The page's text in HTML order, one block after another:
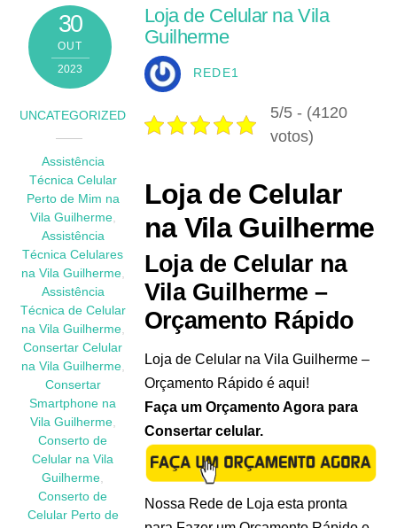
30
OUT
2023
UNCATEGORIZED
Assistência
Técnica Celular
Perto de Mim na
Vila Guilherme,
Assistência
Técnica Celulares
na Vila Guilherme,
Assistência
Técnica de Celular
na Vila Guilherme,
Consertar Celular
na Vila Guilherme,
Consertar
Smartphone na
Vila Guilherme,
Conserto de
Celular na Vila
Guilherme
Conserto de
Celular Perto de
Loja de Celular na Vila
Guilherme
REDE1
5/5 - (4120
votos)
Loja de Celular
na Vila Guilherme
Loja de Celular na
Vila Guilherme –
Orçamento Rápido
Loja de Celular na Vila Guilherme –
Orçamento Rápido é aqui!
Faça um Orçamento Agora para
Consertar celular.
Nossa Rede de Loja esta pronta